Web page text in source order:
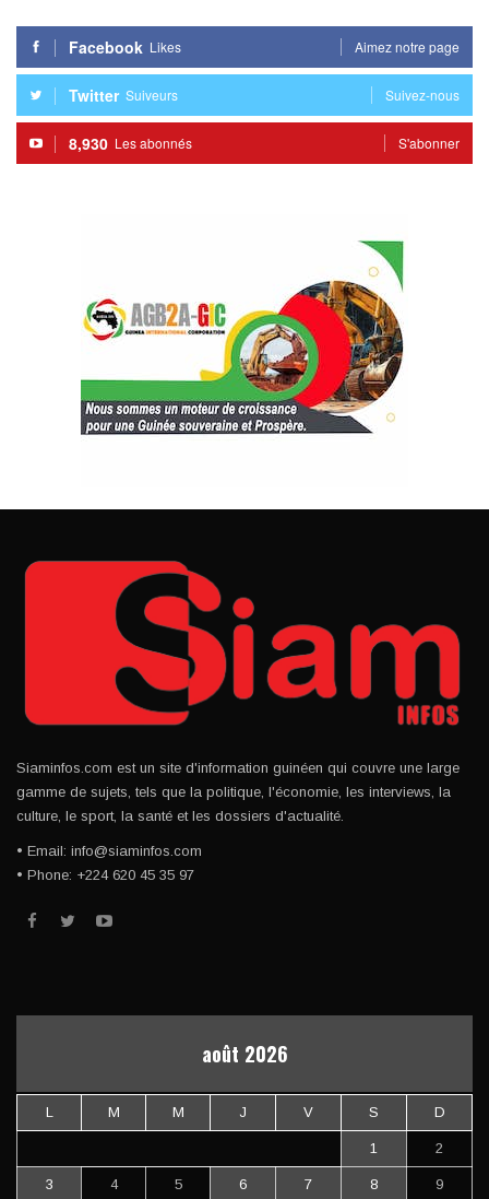
Facebook Likes Aimez notre page
Twitter Suiveurs Suivez-nous
8,930 Les abonnés S'abonner
Siaminfos.com est un site d'information guinéen qui couvre une large
gamme de sujets, tels que la politique, l'économie, les interviews, la
culture, le sport, la santé et les dossiers d'actualité.
• Email: info@siaminfos.com
• Phone: +224 620 45 35 97
août 2026
L M M J V S D
1 2
3 4 5 6 7 8 9